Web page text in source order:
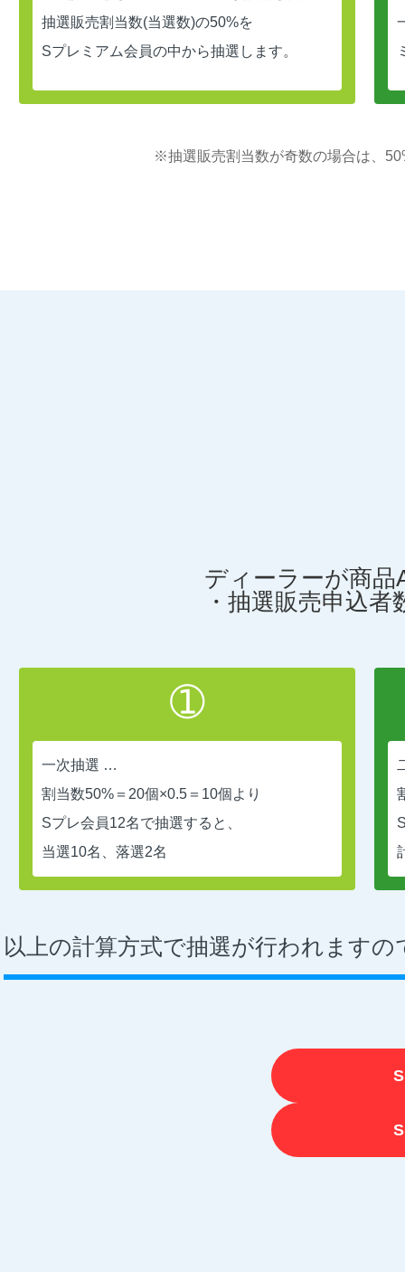
抽選販売割当数(当選数)の50%を
Sプレミアム会員の中から抽選します。
抽選販売割当数が奇数の場合は、
ディーラーが商品
・抽選販売申込
➀
一次抽選 …
割当数50%＝20個×0.5＝10個より
Sプレ会員12名で抽選すると、
当選10名、落選2名
以上の計算方式で抽選が行われます